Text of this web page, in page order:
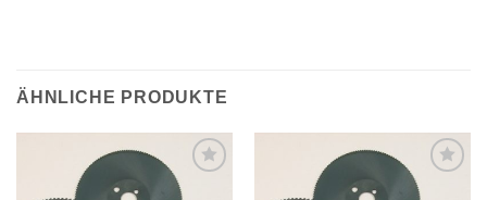
ÄHNLICHE PRODUKTE